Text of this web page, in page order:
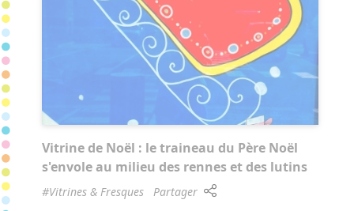
Vitrine de Noël : le traineau du Père Noël
s'envole au milieu des rennes et des lutins
#Vitrines & Fresques Partager